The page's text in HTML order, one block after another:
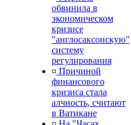
обвинила в
экономическом
кризисе
"англосаксонскую"
систему
регулирования
¤ Причиной
финансового
кризиса стала
алчность, считают
в Ватикане